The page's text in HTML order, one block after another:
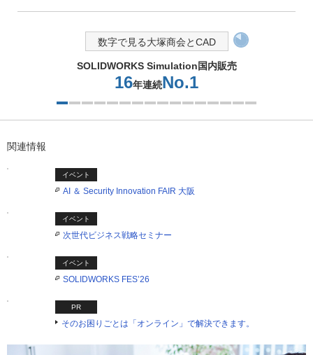
数字で見る大塚商会とCAD
SOLIDWORKS Simulation国内販売
16年連続No.1
関連情報
イベント
AI ＆ Security Innovation FAIR 大阪
イベント
次世代ビジネス戦略セミナー
イベント
SOLIDWORKS FES’26
PR
そのお困りごとは「オンライン」で解決できます。